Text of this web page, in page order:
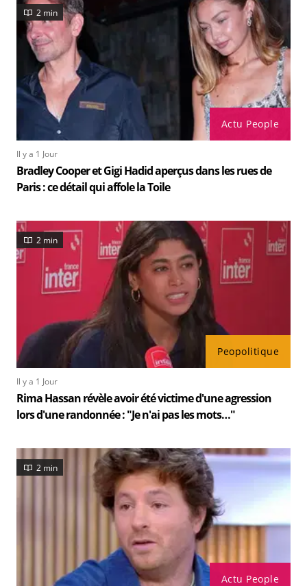
Actu People
2 min
Il y a 1 Jour
Bradley Cooper et Gigi Hadid aperçus dans les rues de
Paris : ce détail qui affole la Toile
Peopolitique
2 min
Il y a 1 Jour
Rima Hassan révèle avoir été victime d'une agression
lors d'une randonnée : "Je n'ai pas les mots…"
Actu People
2 min